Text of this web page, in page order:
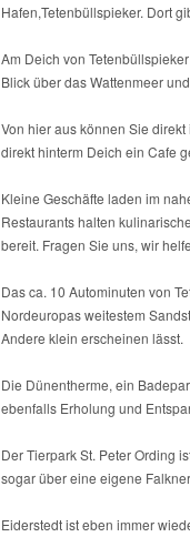
Hafen,Tetenbüllspieker. Dort
Am Deich von
Blick über das Wattenmeer
Von hier aus können Sie
direkt hinterm Deich ein Cafe
Kleine Geschäfte laden im
Restaurants halten
bereit. Fragen Sie uns, wir
Das ca. 10 Autominuten von
Nordeuropas weitestem
Andere klein erscheinen lässt.
Die Dünentherme, ein
ebenfalls Erholung und
Der Tierpark St. Peter Ording
sogar über eine eigene
Eiderstedt ist eben immer